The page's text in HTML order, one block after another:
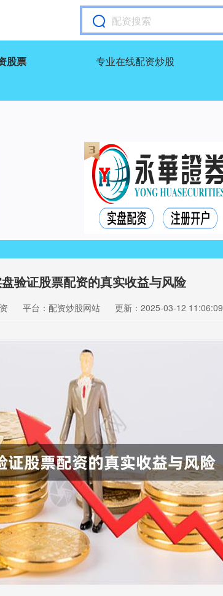
股票 专业在线配资炒股
验证股票配资的真实收益与风险
平台：配资炒股网站 更新：2025-03-12 11:06:09